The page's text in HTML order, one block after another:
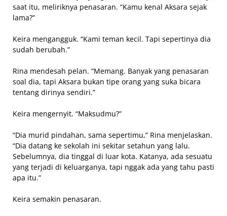
saat itu, meliriknya penasaran. “Kamu kenal Aksara sejak
lama?”
Keira mengangguk. “Kami teman kecil. Tapi sepertinya dia
sudah berubah.”
Rina mendesah pelan. “Memang. Banyak yang penasaran
soal dia, tapi Aksara bukan tipe orang yang suka bicara
tentang dirinya sendiri.”
Keira mengernyit. “Maksudmu?”
“Dia murid pindahan, sama sepertimu,” Rina menjelaskan.
“Dia datang ke sekolah ini sekitar setahun yang lalu.
Sebelumnya, dia tinggal di luar kota. Katanya, ada sesuatu
yang terjadi di keluarganya, tapi nggak ada yang tahu pasti
apa itu.”
Keira semakin penasaran.